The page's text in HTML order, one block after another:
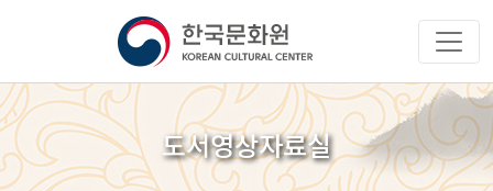
도서영상자료실